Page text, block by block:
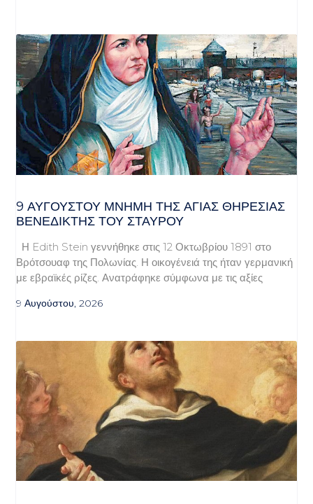
9 ΑΥΓΟΥΣΤΟΥ ΜΝΗΜΗ ΤΗΣ ΑΓΙΑΣ ΘΗΡΕΣΙΑΣ
ΒΕΝΕΔΙΚΤΗΣ ΤΟΥ ΣΤΑΥΡΟΥ
Η Edith Stein γεννήθηκε στις 12 Οκτωβρίου 1891 στο
Βρότσουαφ της Πολωνίας. Η οικογένειά της ήταν γερμανική
με εβραϊκές ρίζες. Ανατράφηκε σύμφωνα με τις αξίες
9 Αυγούστου, 2026